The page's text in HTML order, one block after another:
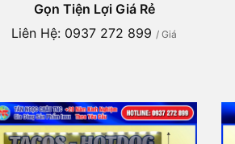
Gọn Tiện Lợi Giá Rẻ
Liên Hệ: 0937 272 899 / Giá